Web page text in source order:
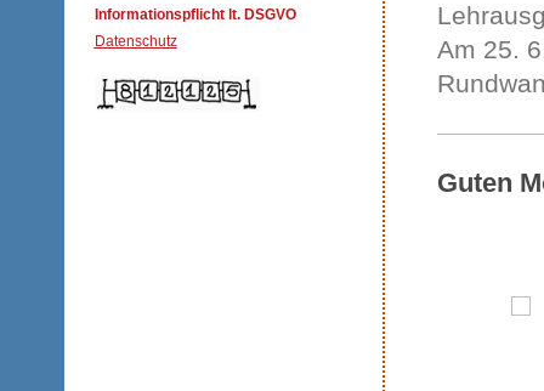
Am 25.
Guten
Informationspflicht lt. DSGVO
Datenschutz